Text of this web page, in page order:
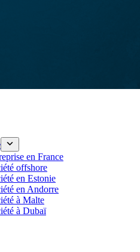
en France
offshore
en Estonie
en Andorre
à Malte
à Dubaï